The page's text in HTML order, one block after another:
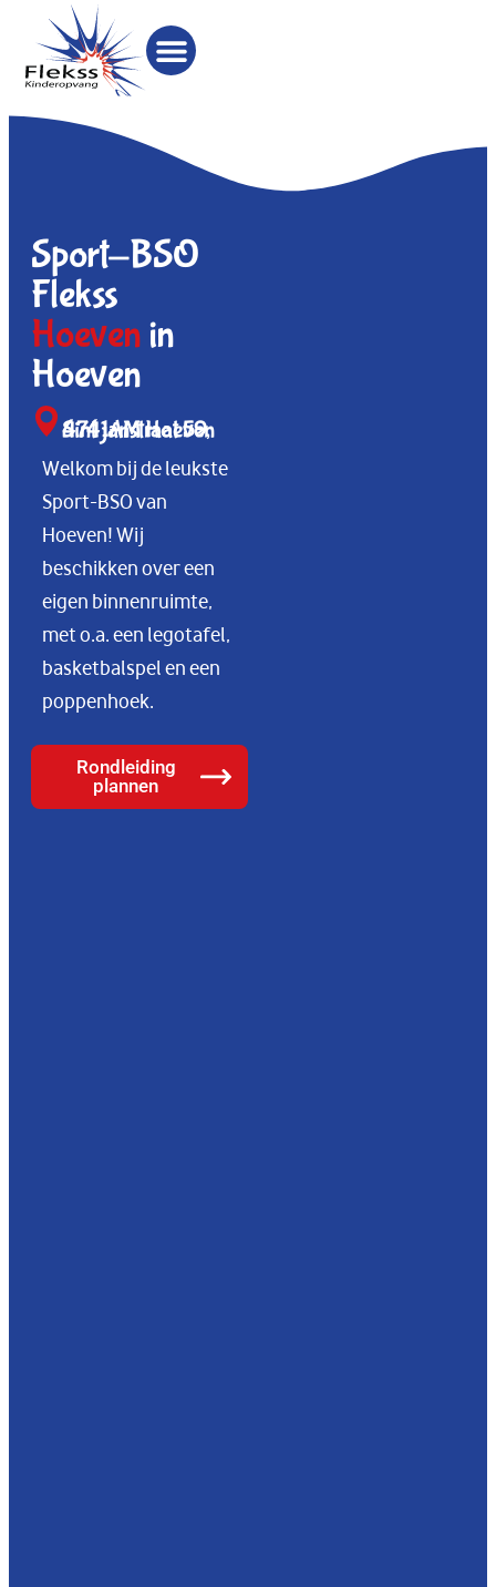
Sport-BSO
Flekss
Hoevenin
Hoeven
Sint janstraat 59, 4741AM Hoeven
Welkom bij de leukste
Sport-BSO van
Hoeven! Wij
beschikken over een
eigen binnenruimte,
met o.a. een legotafel,
basketbalspel en een
poppenhoek.
Rondleiding
plannen